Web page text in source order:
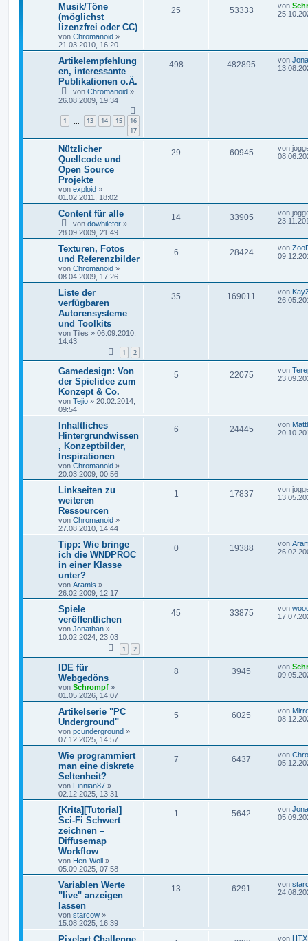
Musik/Töne
(möglichst
lizenzfrei oder CC)
von Chromanoid »
21.03.2010, 16:20
25 53333 von
Artikelempfehlung
en, interessante
Publikationen o.Ä.
von Chromanoid »
26.08.2009, 19:34
1 13 14 15
16
17
498 482895 von
Nützlicher
Quellcode und
Open Source
Projekte
von exploid »
01.02.2011, 18:02
29 60945 von
Content für alle
von dowhilefor »
28.09.2009, 21:49
14 33905 von
Texturen, Fotos
und Referenzbilder
von Chromanoid »
08.04.2009, 17:26
6 28424 von
Liste der
verfügbaren
Autorensysteme
und Toolkits
von Tiles » 06.09.2010,
14:43
1 2
35 169011 von
Gamedesign: Von
der Spielidee zum
Konzept & Co.
von Tejio » 20.02.2014,
09:54
5 22075 von
Inhaltliches
Hintergrundwissen
, Konzeptbilder,
Inspirationen
von Chromanoid »
20.03.2009, 00:56
6 24445 von
Linkseiten zu
weiteren
Ressourcen
von Chromanoid »
27.08.2010, 14:44
1 17837 von
Tipp: Wie bringe
ich die WNDPROC
in einer Klasse
unter?
von Aramis »
26.02.2009, 12:17
0 19388 von
Spiele
veröffentlichen
von Jonathan »
10.02.2024, 23:03
1 2
45 33875 von
IDE für
Webgedöns
von Schrompf »
01.05.2026, 14:07
8 3945 von
Artikelserie "PC
Underground"
von pcunderground »
07.12.2025, 14:57
5 6025 von
Wie programmiert
man eine diskrete
Seltenheit?
von Finnian87 »
02.12.2025, 13:31
7 6437 von
[Krita][Tutorial]
Sci-Fi Schwert
zeichnen –
Diffusemap
Workflow
von Hen-Woll »
05.09.2025, 07:58
1 5642 von
Variablen Werte
"live" anzeigen
lassen
von starcow »
15.08.2025, 16:39
13 6291 von
von HTX